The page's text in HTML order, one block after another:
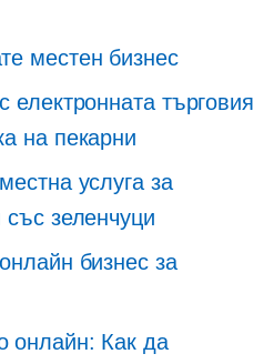
местен бизнес
електронната търговия
на пекарни
услуга за
със зеленчуци
бизнес за
онлайн: Как да